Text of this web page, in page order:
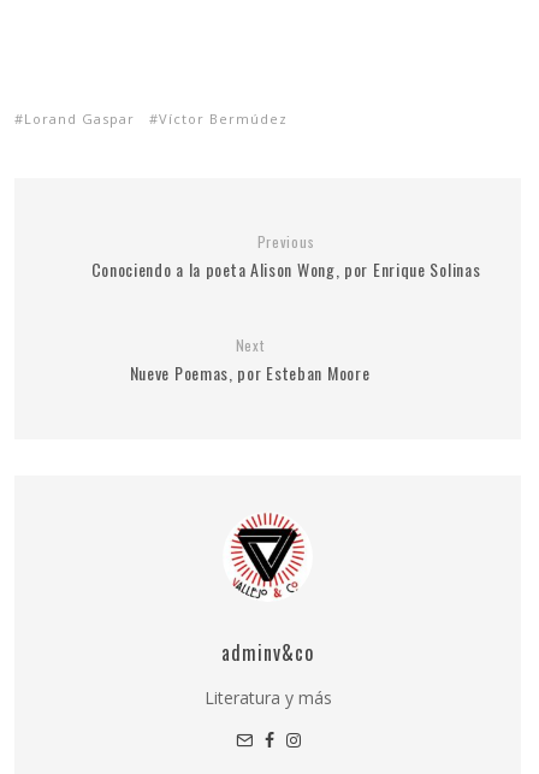
Lorand Gaspar Víctor Bermúdez
Previous
Conociendo a la poeta Alison Wong, por Enrique Solinas
Next
Nueve Poemas, por Esteban Moore
adminv&co
Literatura y más